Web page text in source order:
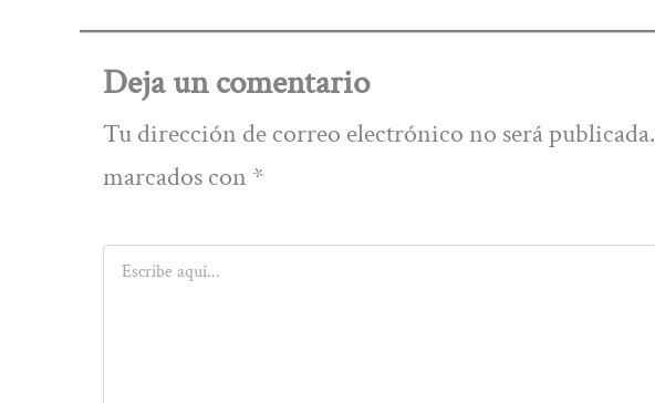
Deja un comentario
Tu dirección de correo electrónico no será publicada.
marcados con *
Escribe
aquí...